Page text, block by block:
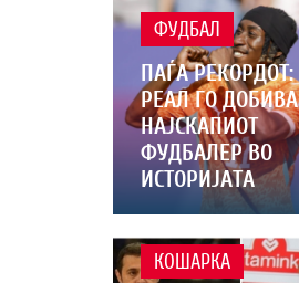
ФУДБАЛ
ПАЃА РЕКОРДОТ:
РЕАЛ ГО ДОБИВА
НАЈСКАПИОТ
ФУДБАЛЕР ВО
ИСТОРИЈАТА
КОШАРКА